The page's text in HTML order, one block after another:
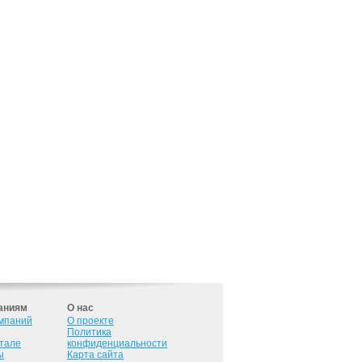
О нас
О проекте
Политика
конфиденциальности
Карта сайта